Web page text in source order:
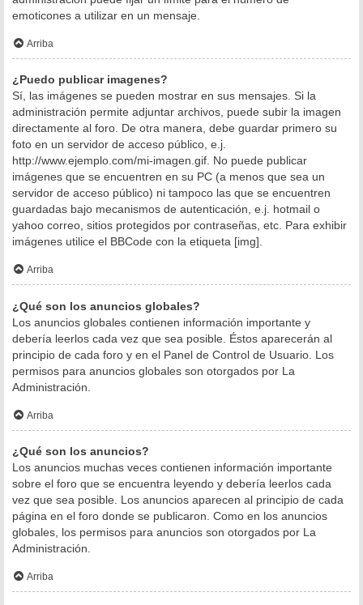
emoticones a utilizar en un mensaje.
Arriba
¿Puedo publicar imagenes?
Sí, las imágenes se pueden mostrar en sus mensajes. Si la
administración permite adjuntar archivos, puede subir la imagen
directamente al foro. De otra manera, debe guardar primero su
foto en un servidor de acceso público, e.j.
http://www.ejemplo.com/mi-imagen.gif. No puede publicar
imágenes que se encuentren en su PC (a menos que sea un
servidor de acceso público) ni tampoco las que se encuentren
guardadas bajo mecanismos de autenticación, e.j. hotmail o
yahoo correo, sitios protegidos por contraseñas, etc. Para exhibir
imágenes utilice el BBCode con la etiqueta [img].
Arriba
¿Qué son los anuncios globales?
Los anuncios globales contienen información importante y
debería leerlos cada vez que sea posible. Éstos aparecerán al
principio de cada foro y en el Panel de Control de Usuario. Los
permisos para anuncios globales son otorgados por La
Administración.
Arriba
¿Qué son los anuncios?
Los anuncios muchas veces contienen información importante
sobre el foro que se encuentra leyendo y debería leerlos cada
vez que sea posible. Los anuncios aparecen al principio de cada
página en el foro donde se publicaron. Como en los anuncios
globales, los permisos para anuncios son otorgados por La
Administración.
Arriba